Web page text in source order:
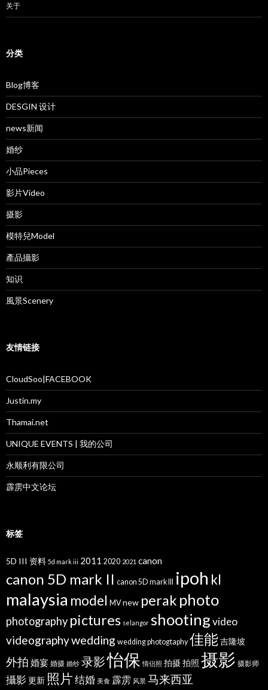
关于
分类
Blog博客
DESGIN 设计
news新闻
婚纱
小品Pieces
影片Video
摄影
模特兒Model
產品攝影
知识
風景Scenery
友情链接
CloudSoo|FACEBOOK
Justin.my
Thamai.net
UNIQUE EVENTS | 我的公司
永顺利有限公司
霹雳中文论坛
标签
5D III 资料 5d mark iii 2011 2020 2021 canon
canon 5D mark II canon 5D mark III ipoh kl
malaysia model MV new perak photo
photography pictures selangor shootingvideo
videographywedding wedding photogtaphy 佳能吉隆坡
外拍 婚宴 婚摄 婚纱 录影怡保 情侣照 拍摄拍照 摄影 摄影师
攝影 更新 照片结婚 美食 霹雳 风景 马来西亚